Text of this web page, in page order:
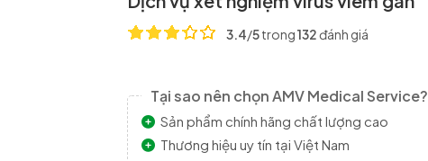
3.4/5trong132đánh giá
Tại sao nên chọn AMV Medical Service?
Sản phẩm chính hãng chất lượng cao
Thương hiệu uy tín tại Việt Nam